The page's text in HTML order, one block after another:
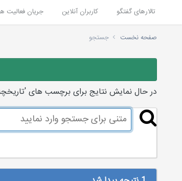
تالارهای گفتگو کاربران آنلاین جریان
صفحه نخست جستجو
در حال نمایش نتایج برای برچسب های